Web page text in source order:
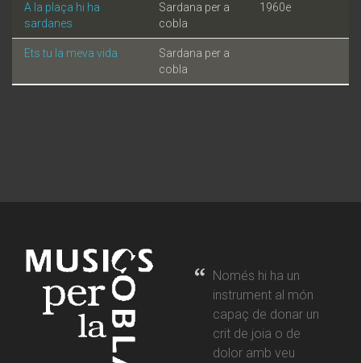
A la plaça hi ha
sardanes
Sardana per a
cobla
1960e
Ets tu la meva vida
Sardana per a
cobla
Només hi ha un
instrument al món
capaç de donar un
crit de joia o de
dolor amb veu